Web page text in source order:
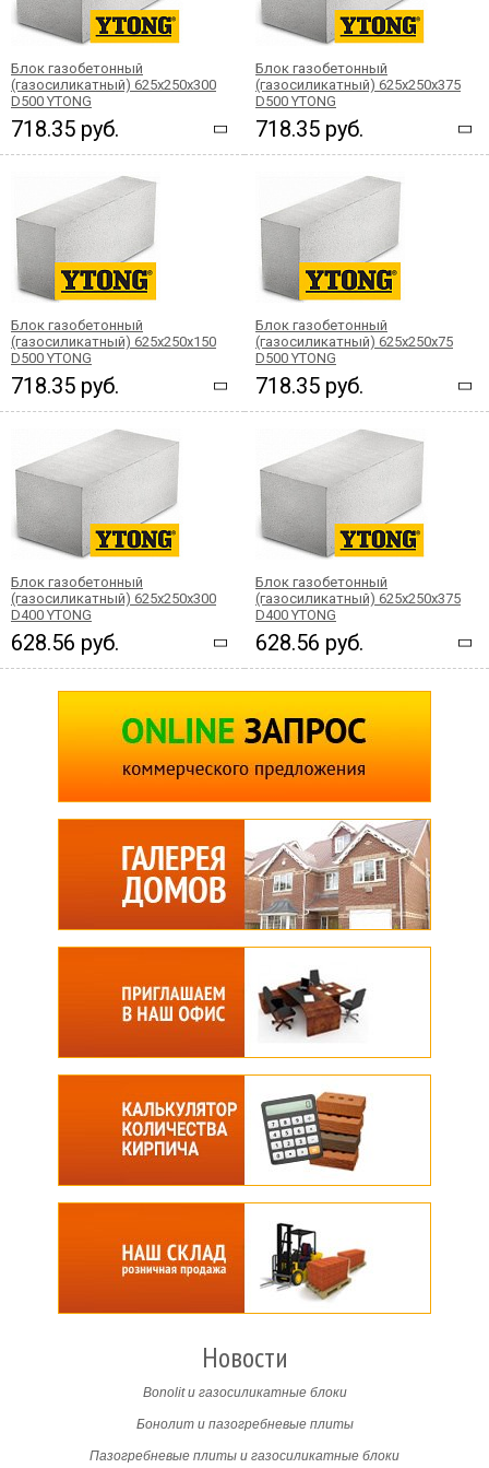
Блок газобетонный
(газосиликатный) 625x250x300
D500 YTONG
718.35 руб.
Блок газобетонный
(газосиликатный) 625x250x375
D500 YTONG
718.35 руб.
Блок газобетонный
(газосиликатный) 625x250x150
D500 YTONG
718.35 руб.
Блок газобетонный
(газосиликатный) 625x250x75
D500 YTONG
718.35 руб.
Блок газобетонный
(газосиликатный) 625x250x300
D400 YTONG
628.56 руб.
Блок газобетонный
(газосиликатный) 625x250x375
D400 YTONG
628.56 руб.
Новости
Bonolit и газосиликатные блоки
Бонолит и пазогребневые плиты
Пазогребневые плиты и газосиликатные блоки